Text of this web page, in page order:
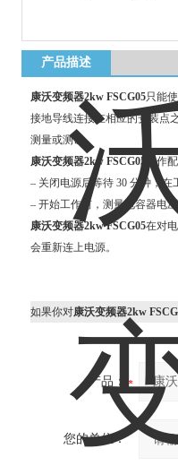
产品描述
康沃变频器2kw FSCG05只能
接地导线连接在相应的安装点
测量或测试。
康沃变频器2kw FSCG05
操作
– 关闭电源后等待 30 分钟，
– 开始工作前，测量电容器电
康沃变频器2kw FSCG05在对
会重新连上电源。
如果你对康沃变频器2kw
产品：
您的单位：